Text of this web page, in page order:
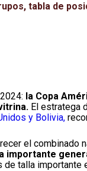
tabla de
la Copa
El estratega
y Bolivia,
el combinado
importante
talla importante